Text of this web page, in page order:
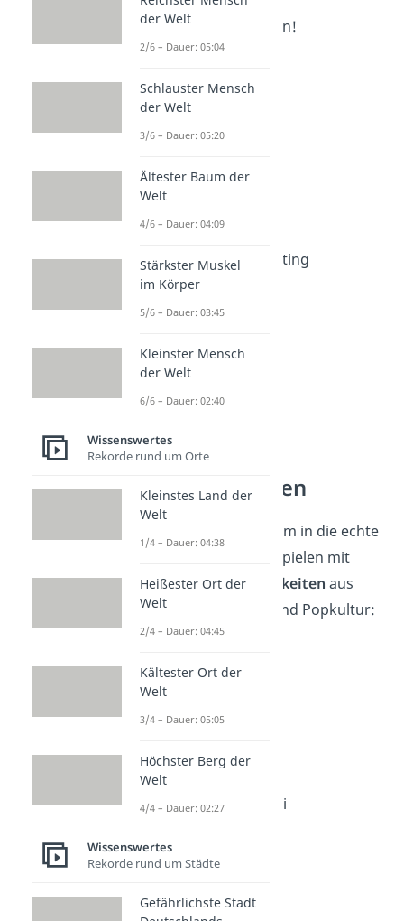
2. Du sollst nicht surfen!
4. Netz des Schicksals
5. Mein Schaaatz-LAN
6. Rivendell WiFi
7. Frodos freies Netz
8. Barad-dûr Broadcasting
Persönlichkeiten
Vom Fantasy-Universum in die echte
Welt: Diese 8 Namen spielen mit
bekanntenPersönlichkeiten aus
Kunst, Wissenschaft und Popkultur:
2. LAN-a Del Ray
3. Wi-Fi Mercury
4. Netz Armstrong
5. Leonardo da WLANci
6. Beethoven streamt
der Welt
2/6 – Dauer: 05:04
Schlauster Mensch
der Welt
3/6 – Dauer: 05:20
Ältester Baum der
Welt
4/6 – Dauer: 04:09
Stärkster Muskel
im Körper
5/6 – Dauer: 03:45
Kleinster Mensch
der Welt
6/6 – Dauer: 02:40
Wissenswertes
Rekorde rund um Orte
Kleinstes Land der
Welt
1/4 – Dauer: 04:38
Heißester Ort der
Welt
2/4 – Dauer: 04:45
Kältester Ort der
Welt
3/4 – Dauer: 05:05
Höchster Berg der
Welt
4/4 – Dauer: 02:27
Wissenswertes
Rekorde rund um Städte
Gefährlichste Stadt